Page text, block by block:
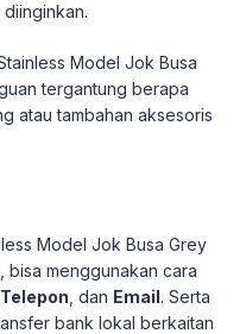
Model Jok Busa
tergantung berapa
atau tambahan aksesoris
Model Jok Busa Grey
bisa menggunakan cara
Telepon , dan Email. Serta
bank lokal berkaitan